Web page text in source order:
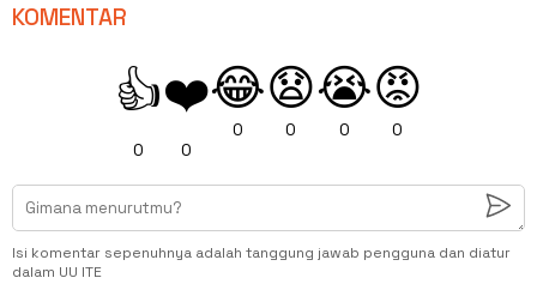
KOMENTAR
👍
0
❤️
0
😂
0
😧
0
😭
0
😡
0
Isi komentar sepenuhnya adalah tanggung jawab pengguna dan diatur
dalam UU ITE